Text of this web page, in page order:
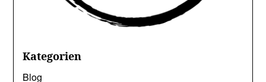
Kategorien
Blog